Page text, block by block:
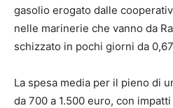
gasolio erogato dalle
nelle marinerie che vanno da
schizzato in pochi giorni da
La spesa media per il pieno di
da 700 a 1.500 euro, con